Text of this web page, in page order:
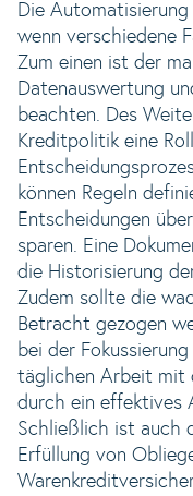
Die Automatisierung
wenn verschiedene
Zum einen ist der
Datenauswertung
beachten. Des
Kreditpolitik eine
können Regeln
Entscheidungen
sparen. Eine
die Historisierung
Zudem sollte die
Betracht gezogen
bei der
täglichen Arbeit mit
durch ein effektives
Schließlich ist auch
Erfüllung von